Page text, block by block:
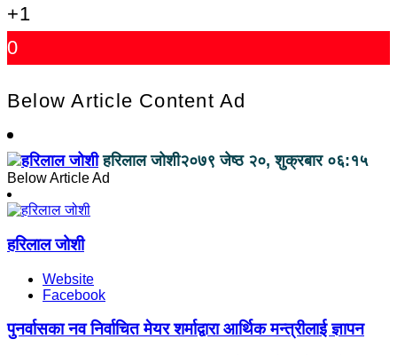
+1
0
Below Article Content Ad
हरिलाल जोशी२०७९ जेष्ठ २०, शुक्रबार ०६:१५
Below Article Ad
हरिलाल जोशी
Website
Facebook
पुनर्वासका नव निर्वाचित मेयर शर्माद्वारा आर्थिक मन्त्रीलाई ज्ञापन